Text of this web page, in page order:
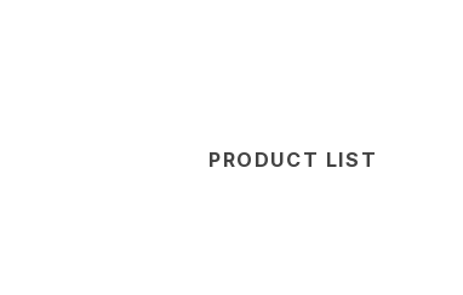
PRODUCT LIST